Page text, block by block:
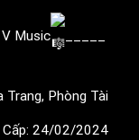
Music
Trang, Phòng Tài
Cấp: 24/02/2024